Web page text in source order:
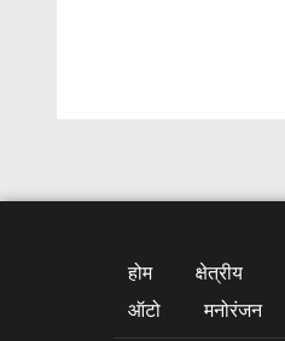
होम क्षेत्रीय
ऑटो
मनोरंजन